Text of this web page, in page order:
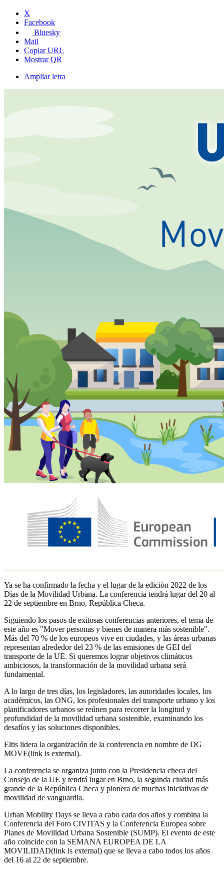
X
Facebook
Bluesky
Mail
Copiar URL
Mostrar QR
Ampliar letra
Ya se ha confirmado la fecha y el lugar de la edición 2022 de los
Días de la Movilidad Urbana. La conferencia tendrá lugar del 20 al
22 de septiembre en Brno, República Checa.
Siguiendo los pasos de exitosas conferencias anteriores, el tema de
este año es "Mover personas y bienes de manera más sostenible".
Más del 70 % de los europeos vive en ciudades, y las áreas urbanas
representan alrededor del 23 % de las emisiones de GEI del
transporte de la UE. Si queremos lograr objetivos climáticos
ambiciosos, la transformación de la movilidad urbana será
fundamental.
A lo largo de tres días, los legisladores, las autoridades locales, los
académicos, las ONG, los profesionales del transporte urbano y los
planificadores urbanos se reúnen para recorrer la longitud y
profundidad de la movilidad urbana sostenible, examinando los
desafíos y las soluciones disponibles.
Eltis lidera la organización de la conferencia en nombre de DG
MOVE(link is external).
La conferencia se organiza junto con la Presidencia checa del
Consejo de la UE y tendrá lugar en Brno, la segunda ciudad más
grande de la República Checa y pionera de muchas iniciativas de
movilidad de vanguardia.
Urban Mobility Days se lleva a cabo cada dos años y combina la
Conferencia del Foro CIVITAS y la Conferencia Europea sobre
Planes de Movilidad Urbana Sostenible (SUMP). El evento de este
año coincide con la SEMANA EUROPEA DE LA
MOVILIDAD(link is external) que se lleva a cabo todos los años
del 16 al 22 de septiembre.